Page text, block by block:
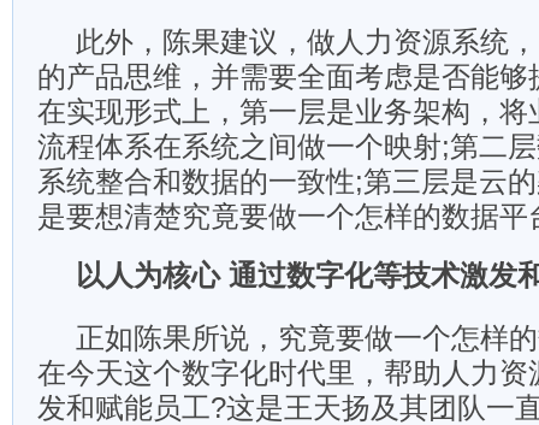
此外，陈果建议，做人力资源系统
的产品思维，并需要全面考虑是否能够
在实现形式上，第一层是业务架构，将
流程体系在系统之间做一个映射;第二
系统整合和数据的一致性;第三层是云
是要想清楚究竟要做一个怎样的数据平
以人为核心 通过数字化等技术激发
正如陈果所说，究竟要做一个怎样
在今天这个数字化时代里，帮助人力资
发和赋能员工?这是王天扬及其团队一